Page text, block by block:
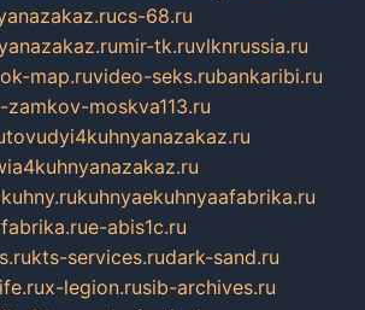
cs-68.ru
mir-tk.ruvlknrussia.ru
map.ruvideo-seks.rubankaribi.ru
moskva113.ru
tovudyi4kuhnyanazakaz.ru
kuhnyaekuhnyaafabrika.ru
e-abis1c.ru
kts-services.rudark-sand.ru
x-legion.rusib-archives.ru